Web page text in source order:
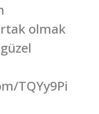
olmak
TQYy9Pi